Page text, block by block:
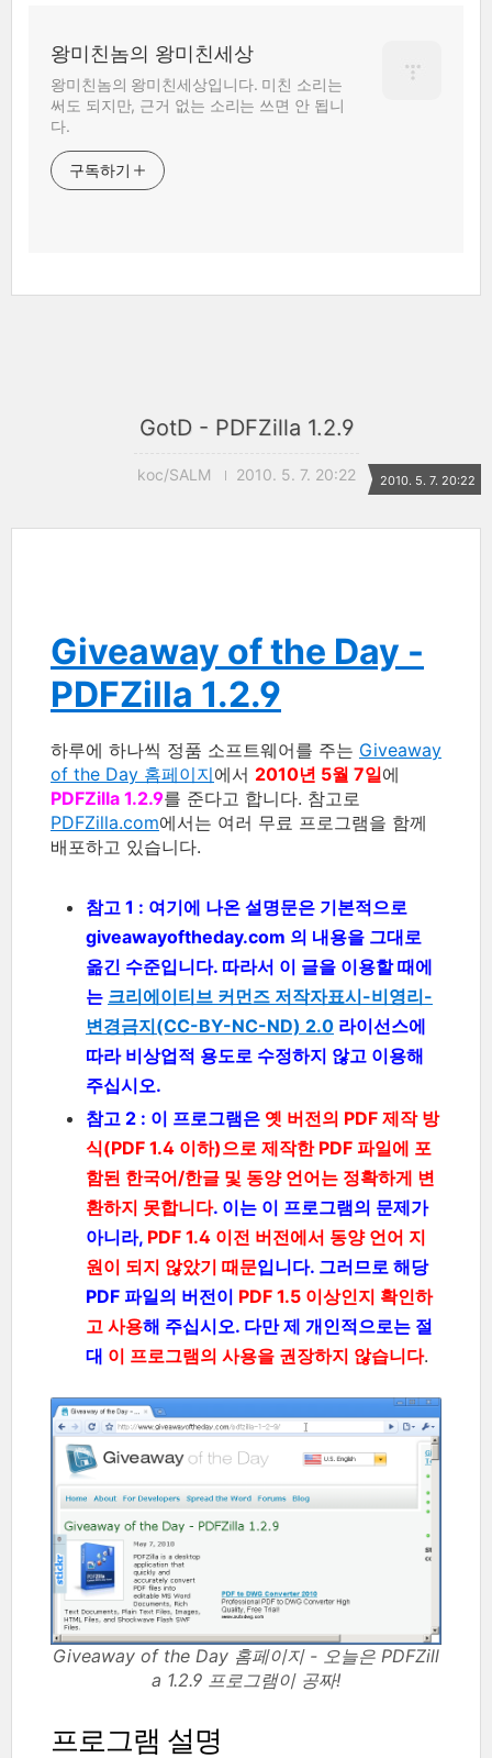
왕미친놈의 왕미친세상
왕미친놈의 왕미친세상입니다. 미친 소리는
써도 되지만, 근거 없는 소리는 쓰면 안 됩니
다.
구독하기
GotD - PDFZilla 1.2.9
koc/SALM 2010. 5. 7. 20:22 2010. 5. 7. 20:22
Giveaway of the Day -
PDFZilla 1.2.9
하루에 하나씩 정품 소프트웨어를 주는 Giveaway
of the Day 홈페이지에서 2010년 5월 7일에
PDFZilla 1.2.9를 준다고 합니다. 참고로
PDFZilla.com에서는 여러 무료 프로그램을 함께
배포하고 있습니다.
참고 1 : 여기에 나온 설명문은 기본적으로
giveawayoftheday.com 의 내용을 그대로
옮긴 수준입니다. 따라서 이 글을 이용할 때에
는 크리에이티브 커먼즈 저작자표시-비영리-
변경금지(CC-BY-NC-ND) 2.0 라이선스에
따라 비상업적 용도로 수정하지 않고 이용해
주십시오.
참고 2 : 이 프로그램은 옛 버전의 PDF 제작 방
식(PDF 1.4 이하)으로 제작한 PDF 파일에 포
함된 한국어/한글 및 동양 언어는 정확하게 변
환하지 못합니다. 이는 이 프로그램의 문제가
아니라, PDF 1.4 이전 버전에서 동양 언어 지
원이 되지 않았기 때문입니다. 그러므로 해당
PDF 파일의 버전이 PDF 1.5 이상인지 확인하
고 사용해 주십시오. 다만 제 개인적으로는 절
대 이 프로그램의 사용을 권장하지 않습니다.
Giveaway of the Day 홈페이지 - 오늘은 PDFZill
a 1.2.9 프로그램이 공짜!
프로그램 설명